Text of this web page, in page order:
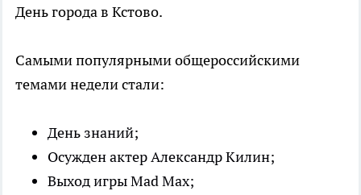
День города в Кстово.
Самыми популярными общероссийскими
темами недели стали:
День знаний;
Осужден актер Александр Килин;
Выход игры Mad Max;